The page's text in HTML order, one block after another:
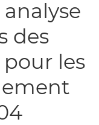
des
les